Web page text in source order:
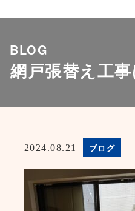
網戸張替え工
BLOG
2024.08.21 ブログ